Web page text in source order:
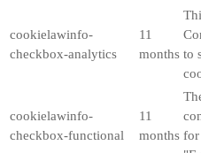
cookielawinfo-
checkbox-analytics
11
months to
cookielawinfo-
checkbox-functional
11
months for